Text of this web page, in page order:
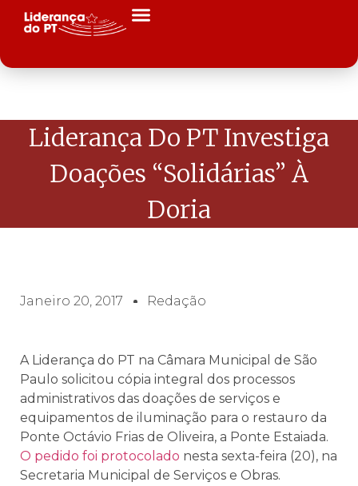
Liderança Do PT Investiga
Doações “solidárias” À
Doria
Janeiro 20, 2017 Redação
A Liderança do PT na Câmara Municipal de São
Paulo solicitou cópia integral dos processos
administrativos das doações de serviços e
equipamentos de iluminação para o restauro da
Ponte Octávio Frias de Oliveira, a Ponte Estaiada.
O pedido foi protocolado nesta sexta-feira (20), na
Secretaria Municipal de Serviços e Obras.